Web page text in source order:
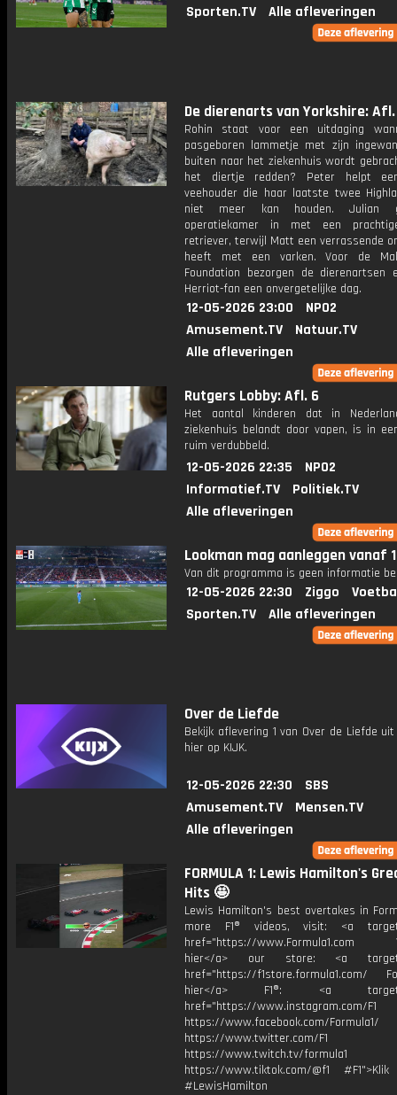
Sporten.TV
Alle afleveringen
De dierenarts van Yorkshire:
Rohin staat voor een uitdaging
pasgeboren lammetje met zijn
buiten naar het ziekenhuis wordt
het diertje redden? Peter helpt
veehouder die haar laatste twee
niet meer kan houden. Julian
operatiekamer in met een
retriever, terwijl Matt een verrassende
heeft met een varken. Voor de
Foundation bezorgen de dierenartsen
Herriot-fan een onvergetelijke dag.
12-05-2026 23:00
NPO2
Amusement.TV
Natuur.TV
Alle afleveringen
Rutgers Lobby: Afl. 6
Het aantal kinderen dat in
ziekenhuis belandt door vapen, is in
ruim verdubbeld.
12-05-2026 22:35
NPO2
Informatief.TV
Politiek.TV
Alle afleveringen
Lookman mag aanleggen vanaf
Van dit programma is geen informatie
12-05-2026 22:30 Ziggo
Sporten.TV
Alle afleveringen
Over de Liefde
Bekijk aflevering 1 van Over de Liefde
hier op KIJK.
12-05-2026 22:30
SBS
Amusement.TV
Mensen.TV
Alle afleveringen
FORMULA 1: Lewis Hamilton's
Hits 🤩
Lewis Hamilton's best overtakes in
more F1® videos, visit: <a
href="https://www.Formula1.com
hier</a> our store: <a
href="https://f1store.formula1.com/
hier</a> F1®: <a
href="https://www.instagram.com/F1
https://www.facebook.com/Formula1/
https://www.twitter.com/F1
https://www.twitch.tv/formula1
https://www.tiktok.com/@f1
#LewisHamilton